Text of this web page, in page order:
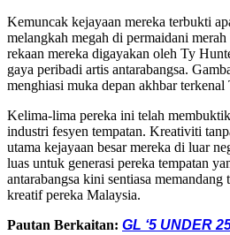
Kemuncak kejayaan mereka terbukti
melangkah megah di permaidani
rekaan mereka digayakan oleh Ty
gaya peribadi artis antarabangsa.
menghiasi muka depan akhbar
Kelima-lima pereka ini telah
industri fesyen tempatan. Kreativiti
utama kejayaan besar mereka di luar
luas untuk generasi pereka tempatan
antarabangsa kini sentiasa
kreatif pereka Malaysia.
Pautan Berkaitan: GL ‘5 UNDER